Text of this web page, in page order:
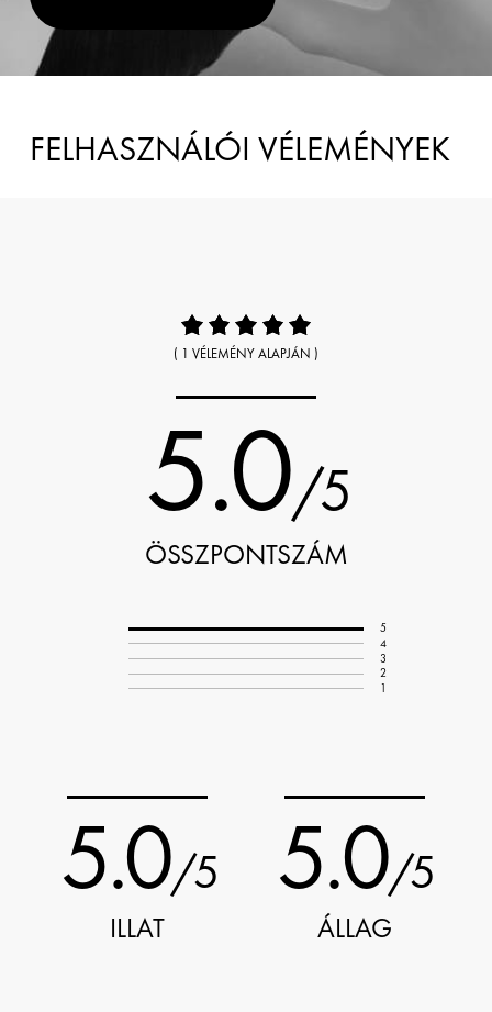
FELHASZNÁLÓI VÉLEMÉNYEK
( 1 VÉLEMÉNY ALAPJÁN )
5.0/5
ÖSSZPONTSZÁM
5
4
3
2
1
5.0/5
ILLAT
5.0/5
ÁLLAG